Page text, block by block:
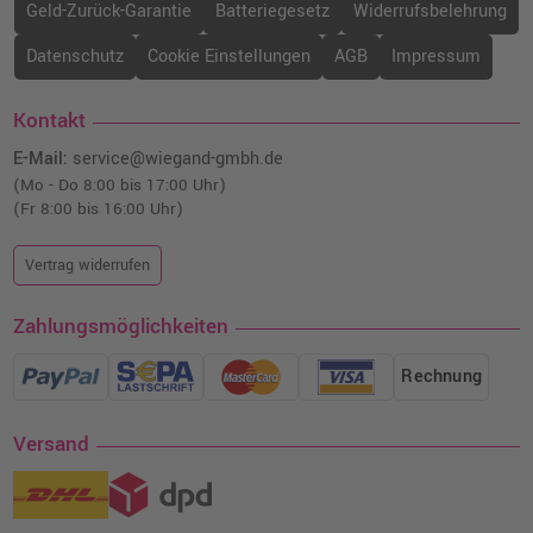
Epson 202XL Druckerpatrone
(C13T02H34010) · Magenta
22,99 € shopping_cart
Geld-Zurück-Garantie Batteriegesetz
Widerrufsbelehrung
Datenschutz
Cookie Einstellungen AGB Impressum
Kontakt
E-Mail: service@wiegand-gmbh.de
(Mo - Do 8:00 bis 17:00 Uhr)
(Fr 8:00 bis 16:00 Uhr)
Vertrag widerrufen
Zahlungsmöglichkeiten
Rechnung
Versand